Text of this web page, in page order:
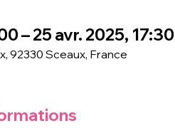
– 25 avr. 2025, 17:30
92330 Sceaux, France